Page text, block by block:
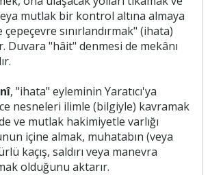
mutlak bir kontrol altına almaya
sınırlandırmak" (ihata)
"hâit" denmesi de mekânı
, "ihata" eyleminin Yaratıcı'ya
nesneleri ilimle (bilgiyle) kavramak
ve mutlak hakimiyetle varlığı
içine almak, muhatabın (veya
kaçış, saldırı veya manevra
olduğunu aktarır.